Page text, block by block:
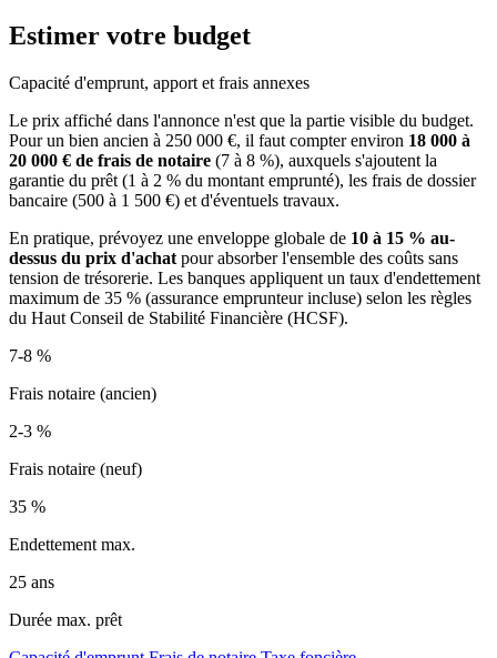
Estimer votre budget
Capacité d'emprunt, apport et frais annexes
Le prix affiché dans l'annonce n'est que la partie visible du budget.
Pour un bien ancien à 250 000 €, il faut compter environ 18 000 à
20 000 € de frais de notaire (7 à 8 %), auxquels s'ajoutent la
garantie du prêt (1 à 2 % du montant emprunté), les frais de dossier
bancaire (500 à 1 500 €) et d'éventuels travaux.
En pratique, prévoyez une enveloppe globale de 10 à 15 % au-
dessus du prix d'achat pour absorber l'ensemble des coûts sans
tension de trésorerie. Les banques appliquent un taux d'endettement
maximum de 35 % (assurance emprunteur incluse) selon les règles
du Haut Conseil de Stabilité Financière (HCSF).
7-8 %
Frais notaire (ancien)
2-3 %
Frais notaire (neuf)
35 %
Endettement max.
25 ans
Durée max. prêt